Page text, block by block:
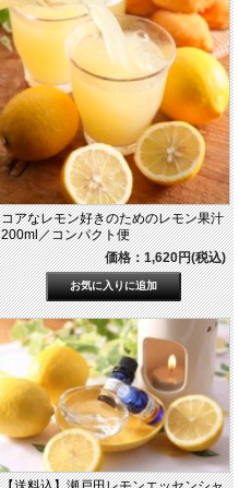
コアなレモン好きのためのレモン果汁
200ml／コンパクト便
価格：1,620円(税込)